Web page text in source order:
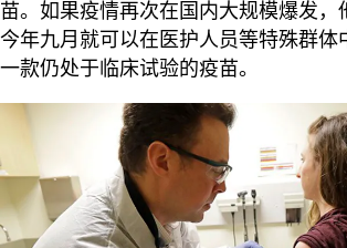
苗。如果疫情再次在国内大规模爆发，
今年九月就可以在医护人员等特殊群体
一款仍处于临床试验的疫苗。